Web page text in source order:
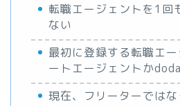
転職エージェントを1回
ない
最初に登録する転職エ
ートエージェントか
現在、フリーターでは